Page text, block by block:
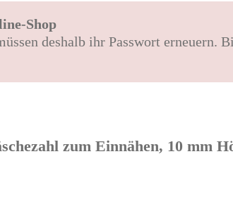
Shop
deshalb ihr Passwort erneuern.
zum Einnähen, 10 mm